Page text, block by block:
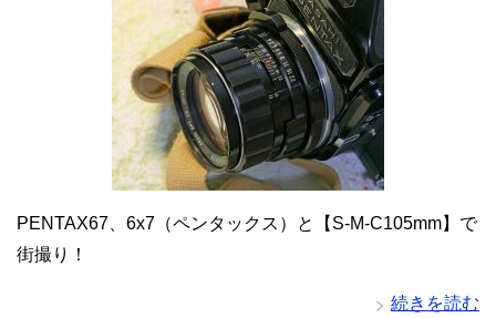
PENTAX67、6x7（ペンタックス）と【S-M-C105mm】で
街撮り！
続きを読む